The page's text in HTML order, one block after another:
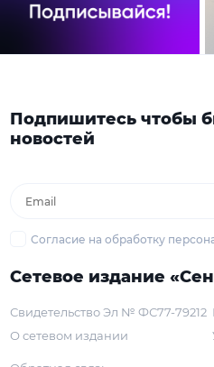
Подпишитесь чтобы
новостей
Согласие на обработку
Сетевое издание
Свидетельство Эл № ФС77-79212
О сетевом издании